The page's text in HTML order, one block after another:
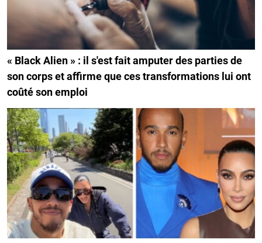
« Black Alien » : il s'est fait amputer des parties de
son corps et affirme que ces transformations lui ont
coûté son emploi